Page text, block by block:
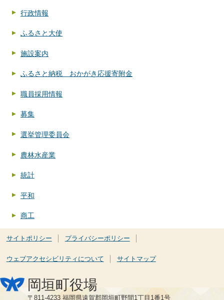
行政情報
ふるさと大使
施設案内
ふるさと納税 おかがき応援寄附金
職員採用情報
募集
選挙管理委員会
農林水産業
統計
平和
商工
サイトポリシー プライバシーポリシー
ウェブアクセシビリティについて サイトマップ
岡垣町役場
〒811-4233 福岡県遠賀郡岡垣町野間1丁目1番1号